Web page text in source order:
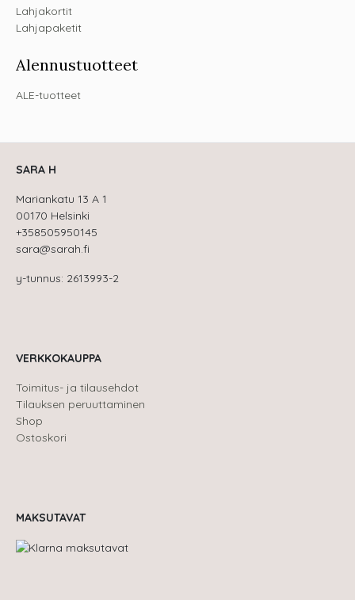
Lahjakortit
Lahjapaketit
Alennustuotteet
ALE-tuotteet
SARA H
Mariankatu 13 A 1
00170 Helsinki
+358505950145
sara@sarah.fi
y-tunnus: 2613993-2
VERKKOKAUPPA
Toimitus- ja tilausehdot
Tilauksen peruuttaminen
Shop
Ostoskori
MAKSUTAVAT